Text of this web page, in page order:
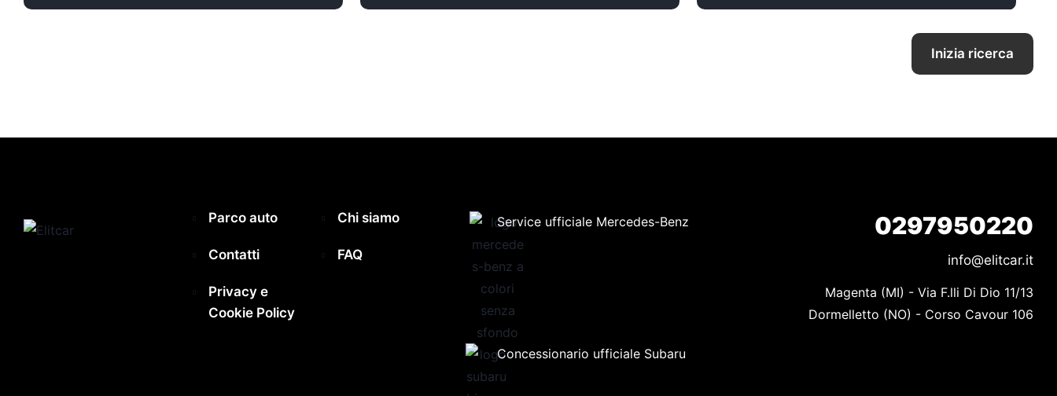
Inizia ricerca
Parco auto Chi siamo
Contatti FAQ
Privacy e
Cookie Policy
Service ufficiale Mercedes-Benz
Concessionario ufficiale Subaru
0297950220
info@elitcar.it
Magenta (MI) - Via F.lli Di Dio 11/13
Dormelletto (NO) - Corso Cavour 106